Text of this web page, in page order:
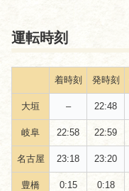
運転時刻
着時刻 発時刻
大垣 – 22:48
岐阜 22:58 22:59
名古屋 23:18 23:20
豊橋 0:15 0:18